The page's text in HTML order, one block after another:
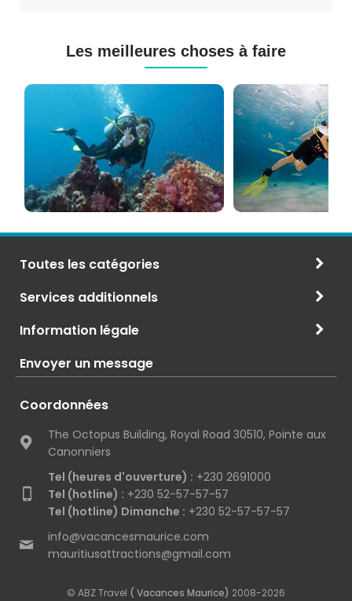
Les meilleures choses à faire
de
Sous-
marine
à
Maurice
Toutes les catégories
Services additionnels
Information légale
Envoyer un message
Coordonnées
The Octopus Building, Royal Road 30510, Pointe aux
Canonniers
Tel (heures d'ouverture) : +230 2691000
Tel (hotline) : +230 52-57-57-57
Tel (hotline) Dimanche : +230 52-57-57-57
info@vacancesmaurice.com
mauritiusattractions@gmail.com
© ABZ Travel ( Vacances Maurice) 2008-2026